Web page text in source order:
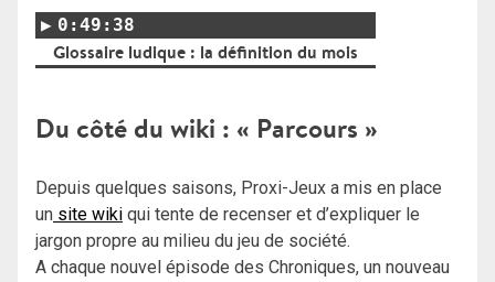
0:49:38
Glossaire ludique : la définition du mois
Du côté du wiki : « Parcours »
Depuis quelques saisons, Proxi-Jeux a mis en place
un site wiki qui tente de recenser et d’expliquer le
jargon propre au milieu du jeu de société.
A chaque nouvel épisode des Chroniques, un nouveau